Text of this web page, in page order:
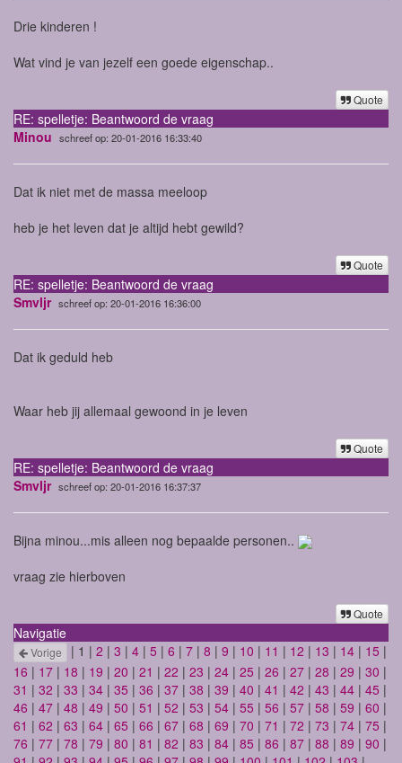
Drie kinderen !
Wat vind je van jezelf een goede eigenschap..
Quote
RE: spelletje: Beantwoord de vraag
Minou schreef op: 20-01-2016 16:33:40
Dat ik niet met de massa meeloop
heb je het leven dat je altijd hebt gewild?
Quote
RE: spelletje: Beantwoord de vraag
Smvljr schreef op: 20-01-2016 16:36:00
Dat ik geduld heb
Waar heb jij allemaal gewoond in je leven
Quote
RE: spelletje: Beantwoord de vraag
Smvljr schreef op: 20-01-2016 16:37:37
Bijna minou...mis alleen nog bepaalde personen..
vraag zie hierboven
Quote
Navigatie
Vorige | 1 | 2 | 3 | 4 | 5 | 6 | 7 | 8 | 9 | 10 | 11 | 12 | 13 | 14 | 15 |
16 | 17 | 18 | 19 | 20 | 21 | 22 | 23 | 24 | 25 | 26 | 27 | 28 | 29 | 30 |
31 | 32 | 33 | 34 | 35 | 36 | 37 | 38 | 39 | 40 | 41 | 42 | 43 | 44 | 45 |
46 | 47 | 48 | 49 | 50 | 51 | 52 | 53 | 54 | 55 | 56 | 57 | 58 | 59 | 60 |
61 | 62 | 63 | 64 | 65 | 66 | 67 | 68 | 69 | 70 | 71 | 72 | 73 | 74 | 75 |
76 | 77 | 78 | 79 | 80 | 81 | 82 | 83 | 84 | 85 | 86 | 87 | 88 | 89 | 90 |